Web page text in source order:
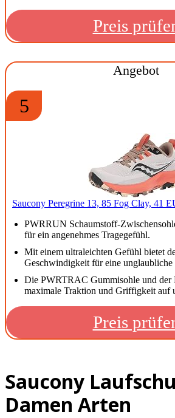
Preis
Angebot
5
Saucony Peregrine 13, 85 Fog Clay, 41
PWRRUN Schaumstoff-
für ein angenehmes Tragegefühl.
Mit einem ultraleichten Gefühl bietet
Geschwindigkeit für eine unglaubliche
Die PWRTRAC Gummisohle und der
maximale Traktion und Griffigkeit auf
Preis
Saucony
Damen Arten